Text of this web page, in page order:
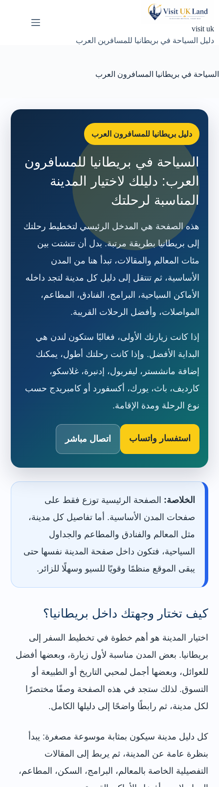
visit uk
دليل السياحة في بريطانيا للمسافرين العرب
السياحة في بريطانيا المسافرون العرب
دليل بريطانيا للمسافرون العرب
السياحة في بريطانيا للمسافرون
العرب: دليلك لاختيار المدينة
المناسبة لرحلتك
هذه الصفحة هي المدخل الرئيسي لتخطيط رحلتك
إلى بريطانيا بطريقة مرتبة. بدل أن تتشتت بين
مئات المعالم والمقالات، تبدأ هنا من المدن
الأساسية، ثم تنتقل إلى دليل كل مدينة لتجد داخله
الأماكن السياحية، البرامج، الفنادق، المطاعم،
المواصلات، وأفضل الرحلات القريبة.
إذا كانت زيارتك الأولى، فغالبًا ستكون لندن هي
البداية الأفضل. وإذا كانت رحلتك أطول، يمكنك
إضافة مانشستر، ليفربول، إدنبرة، غلاسكو،
كارديف، باث، يورك، أكسفورد أو كامبريدج حسب
نوع الرحلة ومدة الإقامة.
استفسار واتساب اتصال مباشر
الخلاصة: الصفحة الرئيسية توزع فقط على
صفحات المدن الأساسية. أما تفاصيل كل مدينة،
مثل المعالم والفنادق والمطاعم والجداول
السياحية، فتكون داخل صفحة المدينة نفسها حتى
يبقى الموقع منظمًا وقويًا للسيو وسهلًا للزائر.
كيف تختار وجهتك داخل بريطانيا؟
اختيار المدينة هو أهم خطوة في تخطيط السفر إلى
بريطانيا. بعض المدن مناسبة لأول زيارة، وبعضها أفضل
للعوائل، وبعضها أجمل لمحبي التاريخ أو الطبيعة أو
التسوق. لذلك ستجد في هذه الصفحة وصفًا مختصرًا
لكل مدينة، ثم رابطًا واضحًا إلى دليلها الكامل.
كل دليل مدينة سيكون بمثابة موسوعة مصغرة: يبدأ
بنظرة عامة عن المدينة، ثم يربط إلى المقالات
التفصيلية الخاصة بالمعالم، البرامج، السكن، المطاعم،